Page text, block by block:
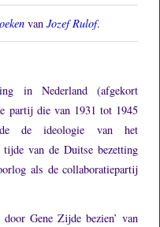
van Jozef Rulof.
in Nederland (afgekort
partij die van 1931 tot 1945
de ideologie van het
tijde van de Duitse bezetting
als de collaboratiepartij
Gene Zijde bezien’ van